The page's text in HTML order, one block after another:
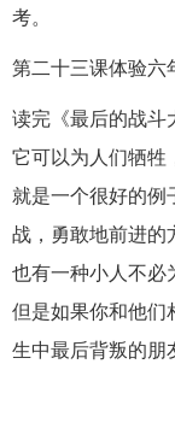
考。
第二十三课体验六
读完《最后的战斗
它可以为人们牺牲
就是一个很好的例
战，勇敢地前进的
也有一种小人不必
但是如果你和他们
生中最后背叛的朋